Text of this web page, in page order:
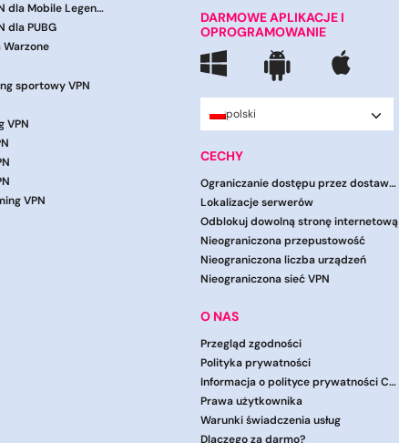
Darmowa sieć VPN dla Mobile Legends
dla PUBG
Warzone
sportowy VPN
VPN
VPN
DARMOWE APLIKACJE I
OPROGRAMOWANIE
polski
CECHY
Ograniczanie dostępu przez dostawców usług internetowych
Lokalizacje serwerów
Odblokuj dowolną stronę internetową
Nieograniczona przepustowość
Nieograniczona liczba urządzeń
Nieograniczona sieć VPN
O NAS
Przegląd zgodności
Polityka prywatności
Informacja o polityce prywatności CCPA
Prawa użytkownika
Warunki świadczenia usług
Dlaczego za darmo?